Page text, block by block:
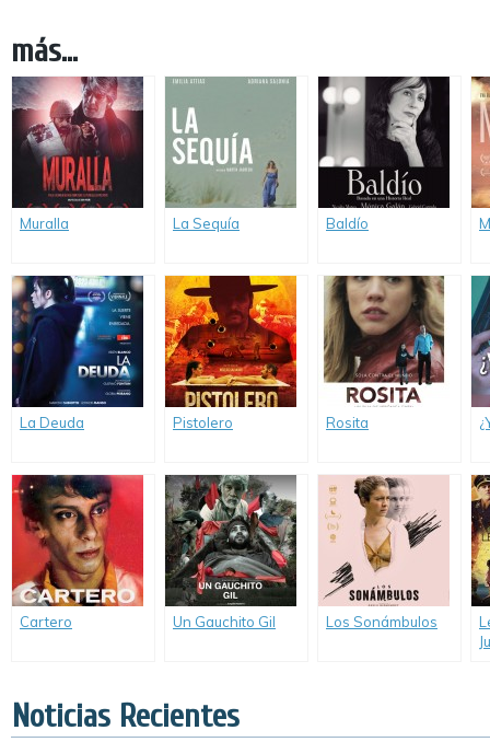
más...
Muralla La Sequía Baldío
La Deuda Pistolero Rosita
Cartero Un Gauchito Gil Los Sonámbulos
Noticias Recientes